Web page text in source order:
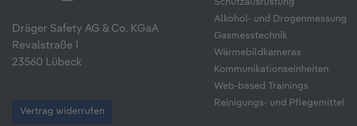
Dräger Safety AG & Co. KGaA
Revalstraße 1
23560 Lübeck
Vertrag widerrufen
Schutzausrüstung
Alkohol- und Drogenmessung
Gasmesstechnik
Wärmebildkameras
Kommunikationseinheiten
Web-based Trainings
Reinigungs- und Pflegemittel